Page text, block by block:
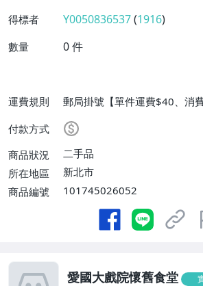
得標者 Y0050836537(1916)
數量 0件
運費規則
郵局掛號【單件運費$40、消
付款方式
商品狀況
二手品
所在地區
新北市
商品編號
101745026052
愛國大戲院懷舊食堂